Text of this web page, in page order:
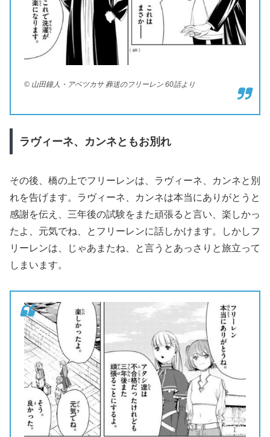
© 山田鐘人・アベツカサ 葬送のフリーレン 60話より
ラヴィーネ、カンネともお別れ
その後、橋の上でフリーレンは、ラヴィーネ、カンネと別
れを告げます。ラヴィーネ、カンネは本当にありがとうと
感謝を伝え、三年後の試験をまた頑張ると言い、楽しかっ
たよ、元気でね、とフリーレンに話しかけます。しかしフ
リーレンは、じゃあまたね、と言うとあっさりと旅立って
しまいます。